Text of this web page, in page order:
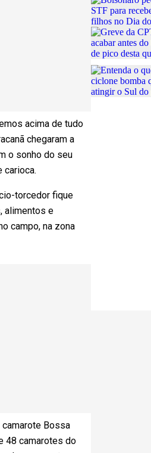
acima de tudo
chegaram a
o sonho do seu
carioca.
torcedor fique
alimentos e
campo, na zona
Bossa
48 camarotes do